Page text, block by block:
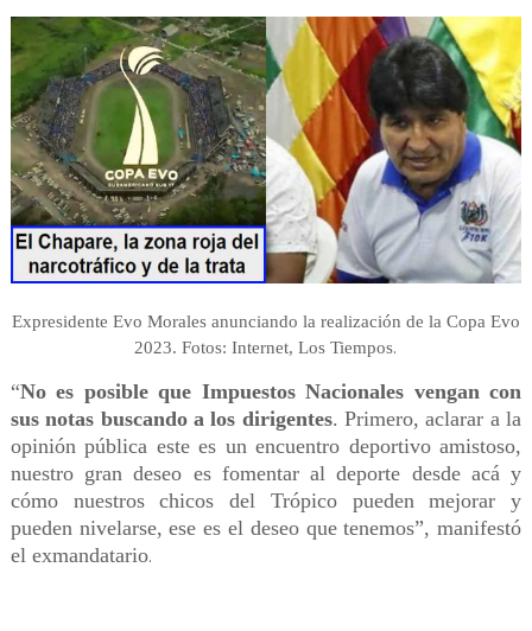
Expresidente Evo Morales anunciando la realización de la Copa Evo
2023. Fotos: Internet, Los Tiempos.
“No es posible que Impuestos Nacionales vengan con
sus notas buscando a los dirigentes. Primero, aclarar a la
opinión pública este es un encuentro deportivo amistoso,
nuestro gran deseo es fomentar al deporte desde acá y
cómo nuestros chicos del Trópico pueden mejorar y
pueden nivelarse, ese es el deseo que tenemos”, manifestó
el exmandatario.